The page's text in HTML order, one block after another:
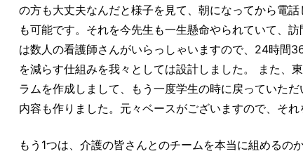
の方も大丈夫なんだと様子を見て、朝になってから電
も可能です。それを今先生も一生懸命やられていて、
は数人の看護師さんがいらっしゃいますので、24時間
を減らす仕組みを我々としては設計しました。 また、
ラムを作成しまして、もう一度学生の時に戻っていた
内容も作りました。元々ベースがございますので、そ
もう1つは、介護の皆さんとのチームを本当に組める